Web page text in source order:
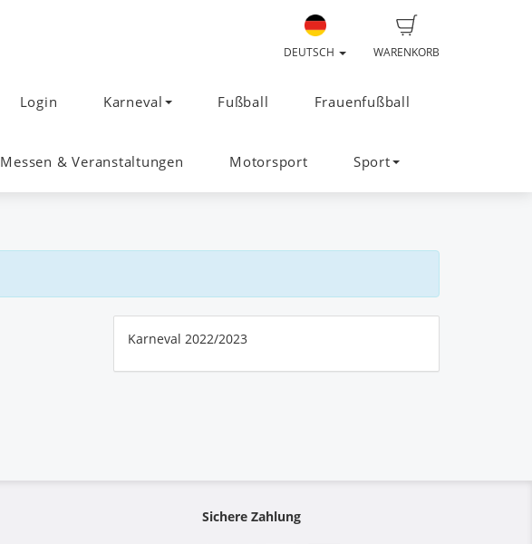
WARENKORB
DEUTSCH
Login Karneval Fußball Frauenfußball
Messen & Veranstaltungen Motorsport Sport
Karneval 2022/2023
Sichere Zahlung